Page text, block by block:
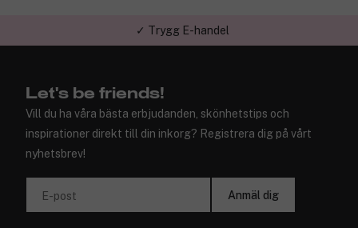
✓ Trygg E-handel
Let's be friends!
Vill du ha våra bästa erbjudanden, skönhetstips och
inspirationer direkt till din inkorg? Registrera dig på vårt
nyhetsbrev!
E-post Anmäl dig